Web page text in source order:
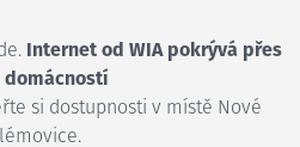
Internet od WIA pokrývá přes
domácností
si dostupnosti v místě Nové